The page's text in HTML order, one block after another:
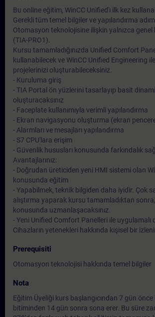
Bu online eğitim, WinCC Unified'ı ilk kez
Gerekli tüm temel bilgiler ve yapılandırma
Otomasyon teknolojisine ilişkin yalnızca
(TIA-PRO1).
Kursu tamamladığınızda Unified Comfort
kullanabilecek ve WinCC Unified Engineering
projelerinizi oluşturabileceksiniz.
- Kuruluma giriş
- TIA Portal ön yüzlerini tasarlayıp basit
oluşturacaksınız
- Faceplate kullanımıyla verimli yapılandırma
- Ekran navigasyonu oluşturma (ekran
- Alarmları ve mesajları yapılandırma
- S7 CPU'lara erişim
- Güvenlik hususları konusunda farkındalık
Avantajlarınız:
- Doğrudan üreticiden yeni HMI sistemi olan
konusunda eğitim
- Yapabilmek, teknik bilgiden daha iyidir. Çok
alıştırma yaparak kursu tamamladıktan
konusunda uzmanlaşacaksınız.
- Yeni Unified Comfort Panelleri ile uygulamalı
Cihazların yetenekleri hakkında kişisel bir
Prerequisiti
Otomasyon teknolojisi hakkında temel bilgiler
Nota
Eğitim Üyeliği kurs başlangıcından 7 gün
bitiminden 14 gün sonra sona erer. Bu süre